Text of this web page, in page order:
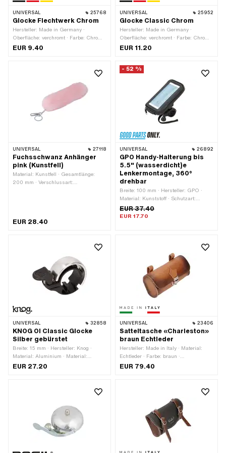
UNIVERSAL 25768
Glocke Flechtwerk Chrom
Hersteller: Made in Germany ·
Oberfläche: verchromt · Farbe: Chrom ·
Höhe: 30 mm · Ø Kopf aussen: 55 mm
EUR 9.40
UNIVERSAL 25952
Glocke Classic Chrom
Hersteller: Made in Germany ·
Oberfläche: verchromt · Farbe: Chrom ·
Höhe: 45 mm · Ø Kopf aussen: 54 mm
EUR 11.20
UNIVERSAL 27118
Fuchsschwanz Anhänger
pink (Kunstfell)
Material: Kunstfell · Gesamtlänge:
200 mm · Verschlussart:
EUR 28.40
- 52 %
UNIVERSAL 26892
GPO Handy-Halterung bis
5.5" (wasserdicht)e
Lenkermontage, 360°
drehbar
Breite: 100 mm · Hersteller: GPO ·
Material: Kunststoff · Schutzart:
wasserdicht · Farbe: schwarz ·
Bildschirmdiagonale: 1 - 5.5 " ·
EUR 37.40
EUR 17.70
UNIVERSAL 32858
KNOG OI Classic Glocke
Silber gebürstet
Breite: 15 mm · Hersteller: Knog ·
Material: Aluminium · Material:
Kunststoff · Oberfläche: eloxiert ·
EUR 27.20
UNIVERSAL 23406
Satteltasche «Charleston»
braun Echtleder
Hersteller: Made in Italy · Material:
Echtleder · Farbe: braun ·
Gesamtlänge: 170 mm · Breite: 45 mm
Stk. · Abstand zueinander: 105 mm
EUR 79.40